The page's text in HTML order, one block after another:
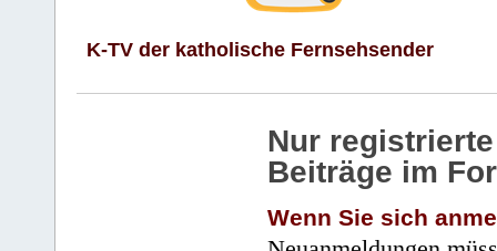
K-TV der katholische Fernsehsender
Nur
Beiträge im
Wenn Sie sich